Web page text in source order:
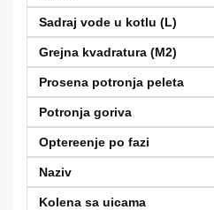
Sadraj vode u kotlu (L)
Grejna kvadratura (M2)
Prosena potronja peleta
Potronja goriva
Optereenje po fazi
Naziv
Kolena sa uicama